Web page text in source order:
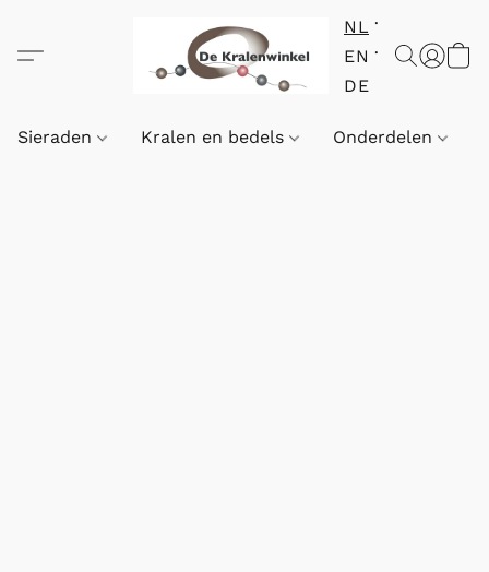
NL
EN
DE
Sieraden Kralen en bedels Onderdelen